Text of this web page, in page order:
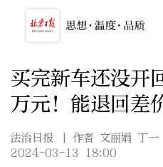
买完新车还没开
万元！能退回差
法治日报
| 作者 文丽娟 丁一
2024-03-13 18:00